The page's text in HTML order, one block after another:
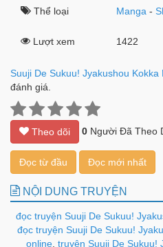
Thể loại Manga -
Lượt xem 1422
Suuji De Sukuu! Jyakushou Kokka
đánh giá.
Theo dõi 0 Người Đã Theo
Đọc từ đầu Đọc mới nhất
NỘI DUNG TRUYỆN
đọc truyện Suuji De Sukuu!
đọc truyện Suuji De Sukuu!
online, truyện Suuji De Sukuu!